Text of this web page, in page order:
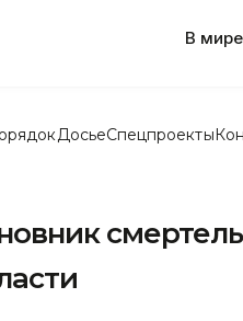
В мире
ДосьеСпецпроекты